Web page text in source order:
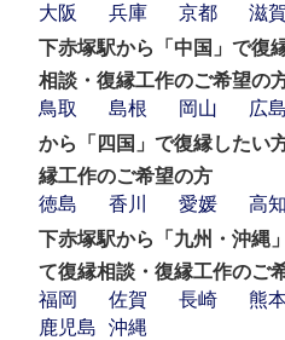
大阪
兵庫 京都 滋賀
下赤塚駅から「中国」で復
相談・復縁工作のご希望の
鳥取
島根 岡山 広島
から「四国」で復縁したい
縁工作のご希望の方
徳島
香川 愛媛
高知
下赤塚駅から「九州・沖縄
て復縁相談・復縁工作のご
福岡
佐賀 長崎 熊
鹿児島
沖縄